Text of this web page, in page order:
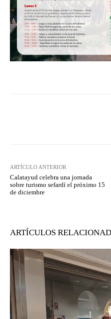
ARTÍCULO ANTERIOR
Calatayud celebra una jornada
sobre turismo sefardí el próximo 15
de diciembre
ARTÍCULOS